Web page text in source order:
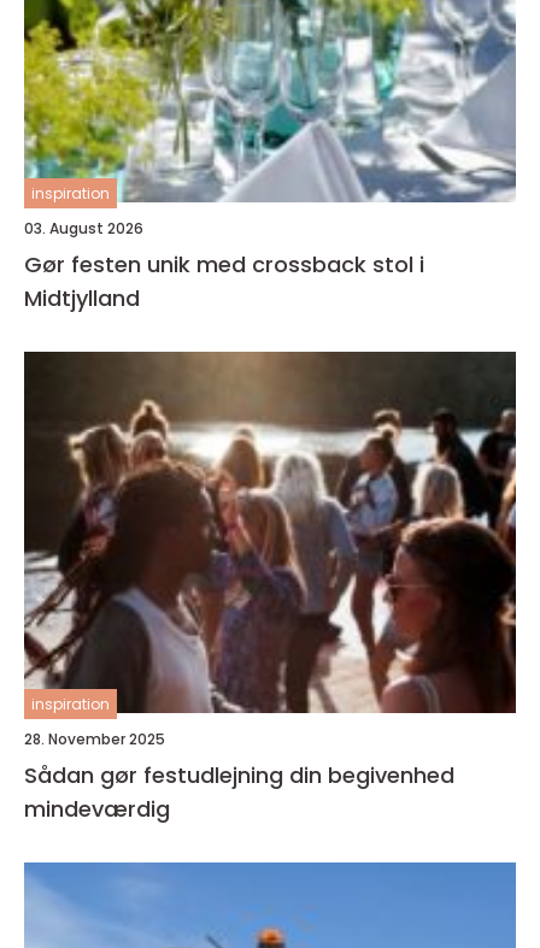
inspiration
03. August 2026
Gør festen unik med crossback stol i
Midtjylland
inspiration
28. November 2025
Sådan gør festudlejning din begivenhed
mindeværdig